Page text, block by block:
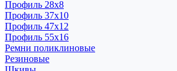
Профиль 28x8
Профиль 37x10
Профиль 47x12
Профиль 55x16
Ремни поликлиновые
Резиновые